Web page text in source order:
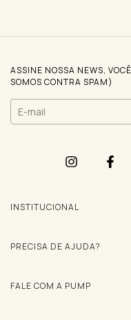
ASSINE NOSSA NEWS,
SOMOS CONTRA SPAM)
INSTITUCIONAL
PRECISA DE AJUDA?
FALE COM A PUMP